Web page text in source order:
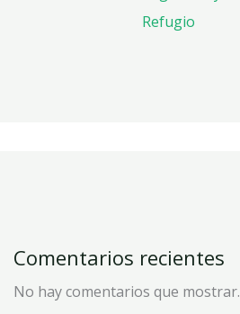
Refugio
Comentarios recientes
No hay comentarios que mostrar.